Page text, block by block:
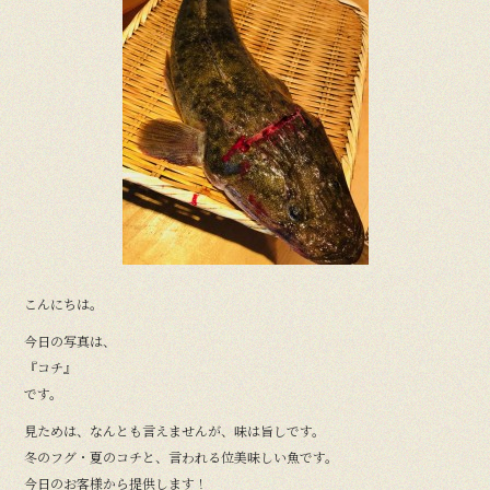
こんにちは。
今日の写真は、
『コチ』
です。
見ためは、なんとも言えませんが、味は旨しです。
冬のフグ・夏のコチと、言われる位美味しい魚です。
今日のお客様から提供します！